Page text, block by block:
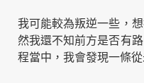
我可能較為叛逆一些，
然我還不知前方是否有
程當中，我會發現一條